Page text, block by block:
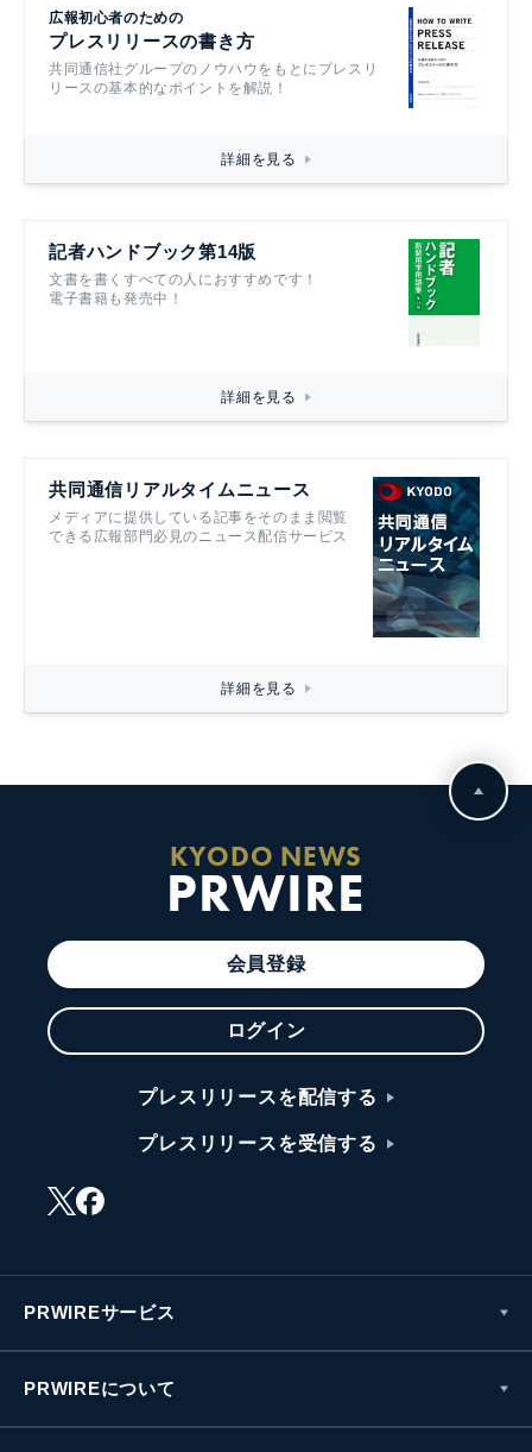
広報初心者のための
プレスリリースの書き方
共同通信社グループのノウハウをもとにプレスリ
リースの基本的なポイントを解説！
詳細を見る
記者ハンドブック第14版
文書を書くすべての人におすすめです！
電子書籍も発売中！
詳細を見る
共同通信リアルタイムニュース
メディアに提供している記事をそのまま閲覧
できる広報部門必見のニュース配信サービス
詳細を見る
KYODO NEWS
PRWIRE
会員登録
ログイン
プレスリリースを配信する
プレスリリースを受信する
PRWIREサービス
PRWIREについて